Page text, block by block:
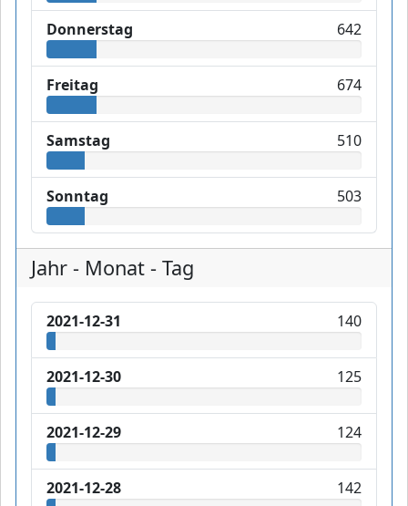
Donnerstag 642
Freitag 674
Samstag 510
Sonntag 503
Jahr - Monat - Tag
2021-12-31 140
2021-12-30 125
2021-12-29 124
2021-12-28 142